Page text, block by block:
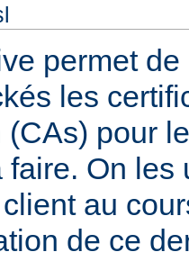
permet
les
(CAs) pour
faire. On les
au
de ce